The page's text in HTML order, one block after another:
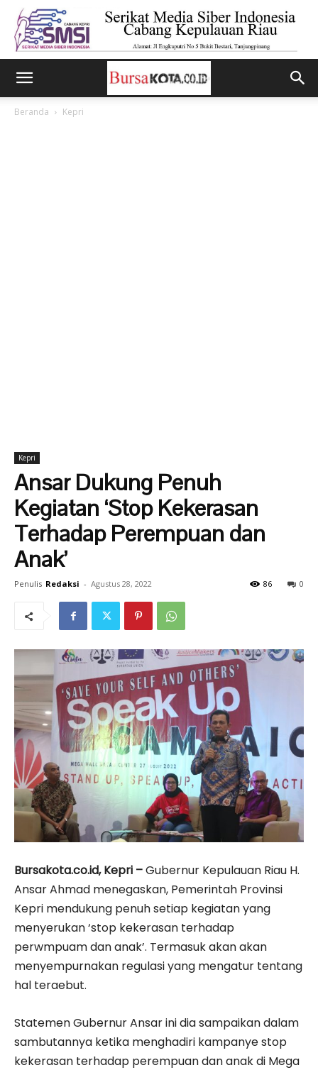
Beranda Kepri
Kepri
Ansar Dukung Penuh
Kegiatan ‘Stop Kekerasan
Terhadap Perempuan dan
Anak’
Penulis Redaksi - Agustus 28, 2022 0
86
Bursakota.co.id, Kepri –Gubernur Kepulauan Riau H.
Ansar Ahmad menegaskan, Pemerintah Provinsi
Kepri mendukung penuh setiap kegiatan yang
menyerukan ‘stop kekerasan terhadap
perwmpuam dan anak’. Termasuk akan akan
menyempurnakan regulasi yang mengatur tentang
hal teraebut.
Statemen Gubernur Ansar ini dia sampaikan dalam
sambutannya ketika menghadiri kampanye stop
kekerasan terhadap perempuan dan anak di Mega